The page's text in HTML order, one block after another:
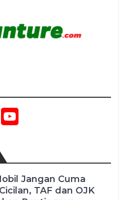
Twitter
Jangan Cuma
TAF dan OJK